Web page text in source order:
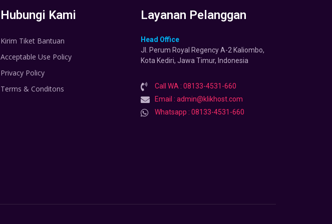
Hubungi Kami
Kirim Tiket Bantuan
Acceptable Use Policy
Privacy Policy
Terms & Conditons
Layanan Pelanggan
Head Office
Jl. Perum Royal Regency A-2 Kaliombo,
Kota Kediri, Jawa Timur, Indonesia
Call WA : 08133-4531-660
Email : admin@klikhost.com
Whatsapp : 08133-4531-660